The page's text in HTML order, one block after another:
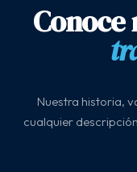
Conoce
Nuestra historia,
cualquier